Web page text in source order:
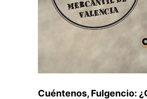
Cuéntenos, Fulgencio: